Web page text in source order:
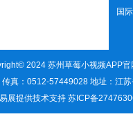
国
2024 苏州草莓小视频APP官
：0512-57449028 地址：
易展提供技术支持 苏ICP备